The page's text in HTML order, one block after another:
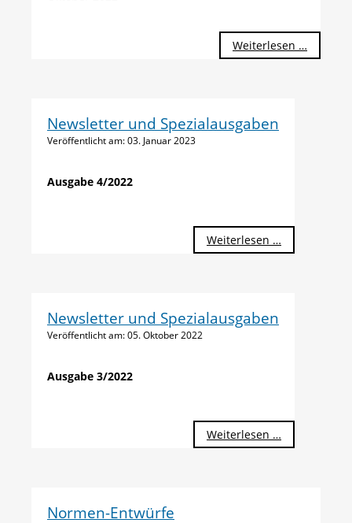
Weiterlesen …
Newsletter und Spezialausgaben
Veröffentlicht am: 03. Januar 2023
Ausgabe 4/2022
Weiterlesen …
Newsletter und Spezialausgaben
Veröffentlicht am: 05. Oktober 2022
Ausgabe 3/2022
Weiterlesen …
Normen-Entwürfe